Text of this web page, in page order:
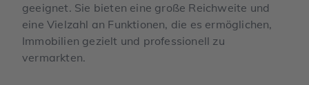
geeignet. Sie bieten eine große Reichweite und
eine Vielzahl an Funktionen, die es ermöglichen,
Immobilien gezielt und professionell zu
vermarkten.